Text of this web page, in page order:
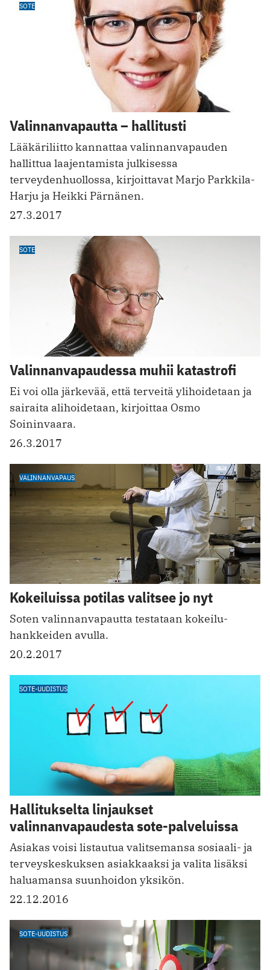
SOTE
Valinnanvapautta – hallitusti
Lääkäriliitto kannattaa valinnanvapauden
hallittua laajentamista julkisessa
terveydenhuollossa, kirjoittavat Marjo Parkkila-
Harju ja Heikki Pärnänen.
27.3.2017
SOTE
Valinnanvapaudessa muhii katastrofi
Ei voi olla järkevää, että terveitä ylihoidetaan ja
sairaita alihoidetaan, kirjoittaa Osmo
Soininvaara.
26.3.2017
VALINNANVAPAUS
Kokeiluissa potilas valitsee jo nyt
Soten valinnanvapautta ­testataan kokeilu­
hankkeiden avulla.
20.2.2017
SOTE-UUDISTUS
Hallitukselta linjaukset
valinnanvapaudesta sote-palveluissa
Asiakas voisi listautua valitsemansa sosiaali- ja
terveyskeskuksen asiakkaaksi ja valita lisäksi
haluamansa suunhoidon yksikön.
22.12.2016
SOTE-UUDISTUS